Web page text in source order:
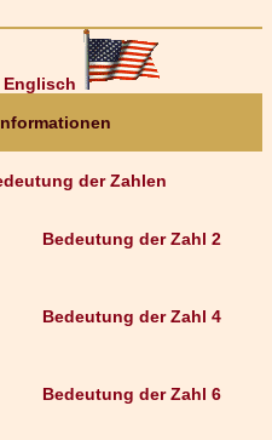
Englisch
der Zahlen
Bedeutung der Zahl 2
Bedeutung der Zahl 4
Bedeutung der Zahl 6